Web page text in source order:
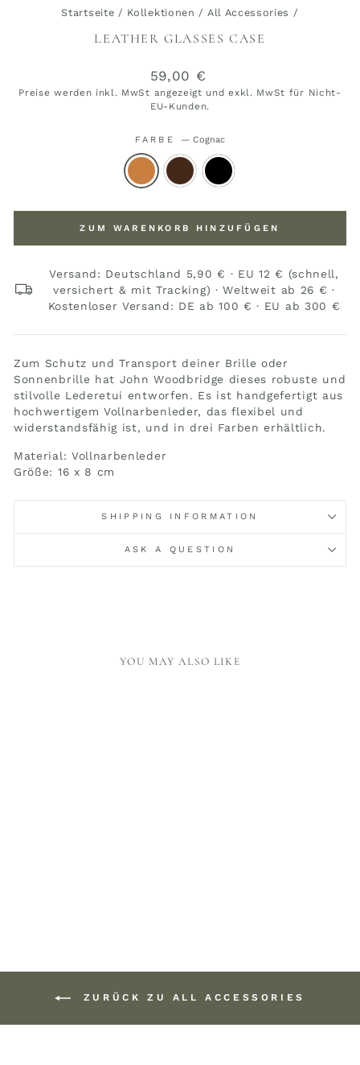
Startseite / Kollektionen / All Accessories /
LEATHER GLASSES CASE
Normaler
Preis
59,00 €
Preise werden inkl. MwSt angezeigt und exkl. MwSt für Nicht-
EU-Kunden.
FARBE —Cognac
ZUM WARENKORB HINZUFÜGEN
Versand: Deutschland 5,90 € · EU 12 € (schnell,
versichert & mit Tracking) · Weltweit ab 26 € ·
Kostenloser Versand: DE ab 100 € · EU ab 300 €
Zum Schutz und Transport deiner Brille oder
Sonnenbrille hat John Woodbridge dieses robuste und
stilvolle Lederetui entworfen. Es ist handgefertigt aus
hochwertigem Vollnarbenleder, das flexibel und
widerstandsfähig ist, und in drei Farben erhältlich.
Material: Vollnarbenleder
Größe: 16 x 8 cm
SHIPPING INFORMATION
ASK A QUESTION
YOU MAY ALSO LIKE
ZURÜCK ZU ALL ACCESSORIES